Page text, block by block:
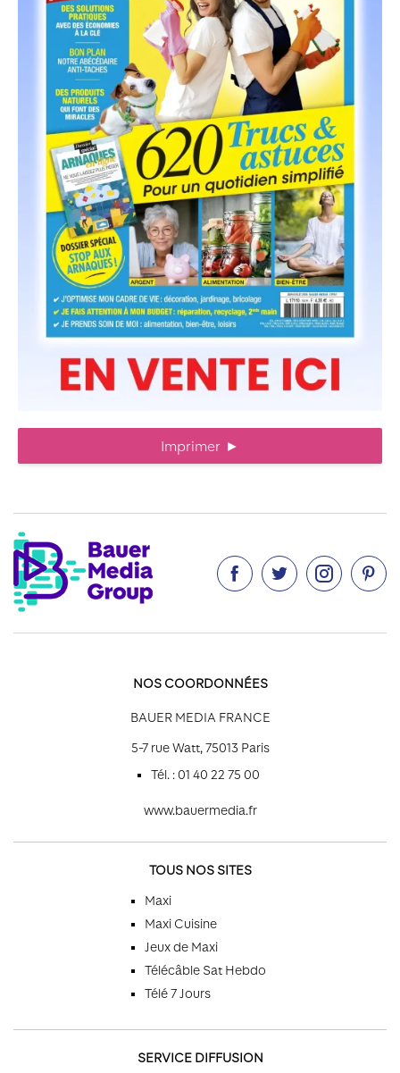
Imprimer ►
   
NOS COORDONNÉES
BAUER MEDIA FRANCE
5-7 rue Watt, 75013 Paris
Tél. : 01 40 22 75 00
www.bauermedia.fr
TOUS NOS SITES
Maxi
Maxi Cuisine
Jeux de Maxi
Télécâble Sat Hebdo
Télé 7 Jours
SERVICE DIFFUSION